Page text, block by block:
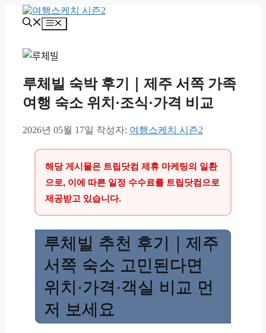
메
루체빌 숙박 후기｜제주 서쪽 가족
여행 숙소 위치·조식·가격 비교
2026년 05월 17일 작성자: 여행스케치 시즌2
해당 게시물은 트립닷컴 제휴 마케팅의 일환
으로, 이에 따른 일정 수수료를 트립닷컴으로
제공받고 있습니다.
루체빌 추천 후기｜제주
서쪽 숙소 고민된다면
위치·가격·객실 비교 먼
저 보세요